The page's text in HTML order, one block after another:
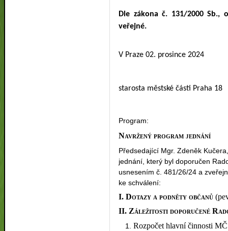
Dle zákona č. 131/2000 Sb.,
veřejné.
V Praze 02. prosince 2024
starosta městské části Praha 18
Program:
Navržený program jednání
Předsedající Mgr. Zdeněk
jednání, který byl doporučen
usnesením č. 481/26/24 a
ke schválení:
I. Dotazy a podněty občanů
II. Záležitosti doporučené
Rozpočet hlavní činnosti